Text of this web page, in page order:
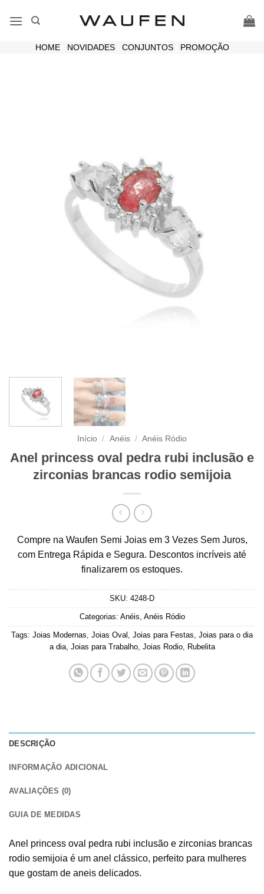
HOME| NOVIDADES| CONJUNTOS| PROMOÇÃO
Início / Anéis / Anéis Ródio
Anel princess oval pedra rubi inclusão e
zirconias brancas rodio semijoia
Compre na Waufen Semi Joias em 3 Vezes Sem Juros,
com Entrega Rápida e Segura. Descontos incríveis até
finalizarem os estoques.
SKU: 4248-D
Categorias: Anéis Anéis Ródio
Tags: Joias Modernas Joias Oval Joias para Festas Joias para o dia
a dia, Joias para Trabalho, Joias Rodio, Rubelita
DESCRIÇÃO
INFORMAÇÃO ADICIONAL
AVALIAÇÕES (0)
GUIA DE MEDIDAS
Anel princess oval pedra rubi inclusão e zirconias brancas
rodio semijoia é um anel clássico, perfeito para mulheres
que gostam de aneis delicados.